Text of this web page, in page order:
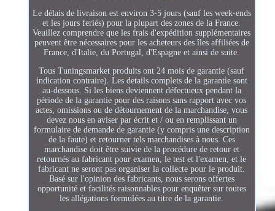
Le délais de livraison est environ 3-5 jours (sauf les week-ends
et les jours feriés) pour la plupart des zones de la France.
Veuillez comprendre que les frais d'expédition supplémentaires
peuvent être nécessaires pour les acheteurs des îles affiliées de
France, d'Italie, du Portugal, d'Espagne et ainsi de suite.
Tous Tuningsmarket produits ont 24 mois de garantie (sauf
indication contraire). Les details complets de la garantie sont
au-dessous. Si les biens deviennent défectueux pendant la
période de la garantie pour des raisons sans rapport avec vos
actes, omissions ou de détournement de la marchandise, vous
devez nous en aviser par écrit et / ou en remplissant un
formulaire de demande de garantie (y compris une description
de la faute) et retourner tels marchandises à nous. Ces
marchandise doit être suivie de la procédure de retour et
retournés au fabricant pour examen, le test et l'examen, et le
fabricant ne seront pas organiser la collecte pour le produit.
Basé sur l'opinion des fabricants, nous serons offertes
opportunité et facilités raisonnables pour enquêter sur toutes
les allégations formulées au titre de la garantie.